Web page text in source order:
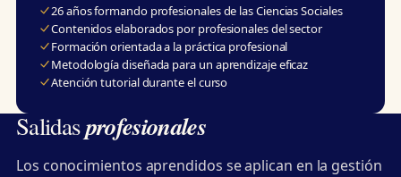
26 años formando profesionales de las Ciencias Sociales
Contenidos elaborados por profesionales del sector
Formación orientada a la práctica profesional
Metodología diseñada para un aprendizaje eficaz
Atención tutorial durante el curso
Salidasprofesionales
Los conocimientos aprendidos se aplican en la gestión